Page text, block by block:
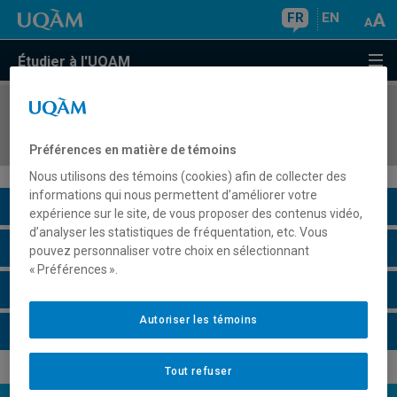
FR EN
Étudier à l'UQAM
COURS//
Description du cours
Horaire - Été 2026
Préférences en matière de témoins
Nous utilisons des témoins (cookies) afin de collecter des
informations qui nous permettent d’améliorer votre
expérience sur le site, de vous proposer des contenus vidéo,
d’analyser les statistiques de fréquentation, etc. Vous
pouvez personnaliser votre choix en sélectionnant
« Préférences ».
Tout refuser
Autoriser les témoins